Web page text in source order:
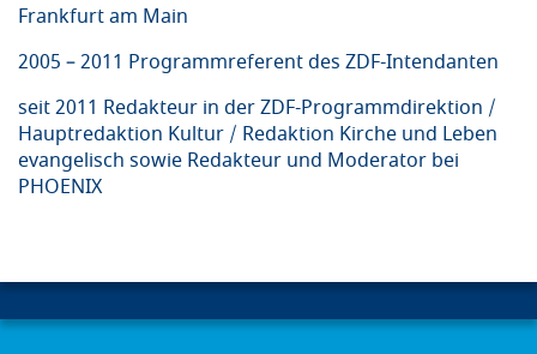
Frankfurt am Main
2005 – 2011 Programmreferent des ZDF-Intendanten
seit 2011 Redakteur in der ZDF-Programmdirektion /
Hauptredaktion Kultur / Redaktion Kirche und Leben
evangelisch sowie Redakteur und Moderator bei
PHOENIX